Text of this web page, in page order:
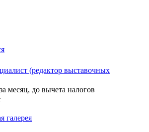
(редактор выставочных
за месяц, до вычета налогов
галерея